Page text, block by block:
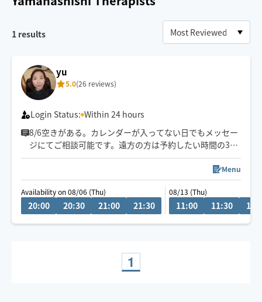
1 results
yu
5.0(26 reviews)
Login Status: Within 24 hours
8/6空きがある。カレンダーが入ってない日でもメッセー
ジにてご相談可能です。遠方の方は予約したい時間の3時
間前に県内の方は2時間前にリクエストお願いします。月
によって活動エリアが異なりますので、あらかじめご確
認の上リクエストをお願いいたします。
施術中にスマートフォンを閲覧はご遠慮ください。
お客様の要望を聞きながら、最善に目指します。
Menu
Availability on 08/06 (Thu)
20:00 20:30 21:00 21:30
08/13 (Thu)
11:00 11:30
1